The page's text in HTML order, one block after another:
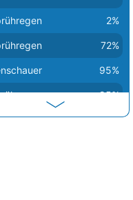
2%
72%
95%
95%
heiter 10%